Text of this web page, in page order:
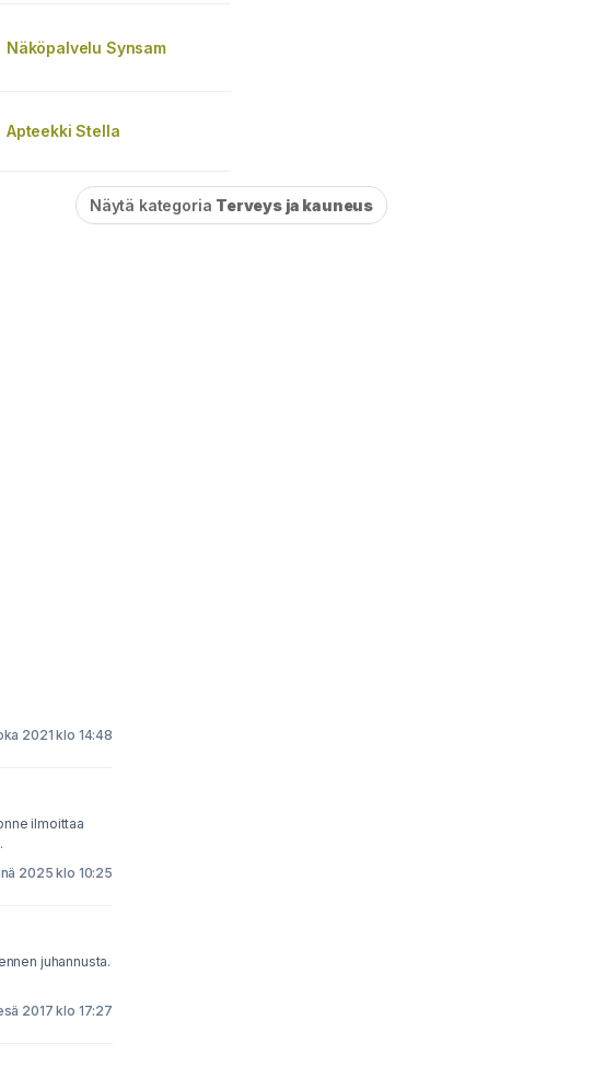
Näköpalvelu Synsam
Apteekki Stella
Näytä kategoria Terveys ja kauneus
2021 klo 14:48
ilmoittaa
2025 klo 10:25
juhannusta.
2017 klo 17:27